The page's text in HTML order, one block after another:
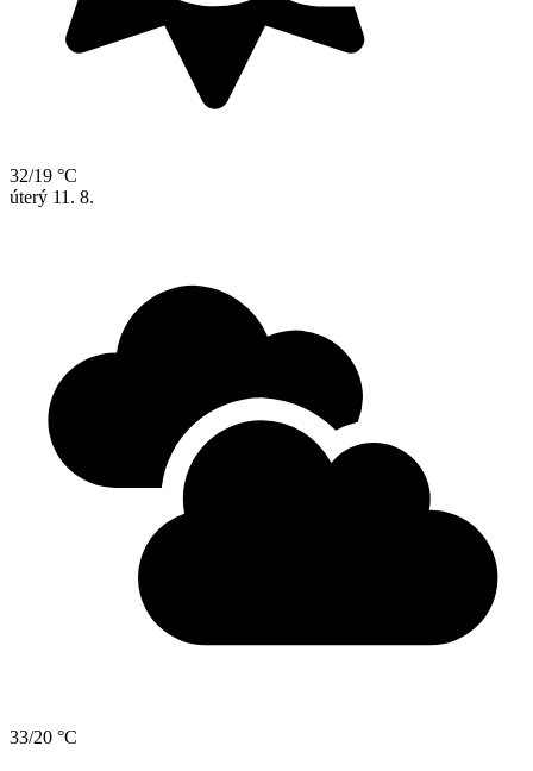
32/19 °C
úterý 11. 8.
33/20 °C